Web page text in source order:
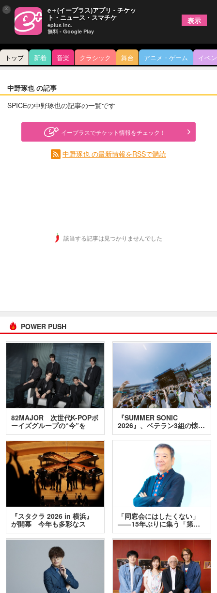
トップ 新着 音楽 クラシック 舞台 アニメ・ゲーム イベ
中野琢也 の記事
SPICEの中野琢也の記事の一覧です
イープラスでチケット情報をチェック！
中野琢也 の最新情報をRSSで購読
該当する記事は見つかりませんでした
POWER PUSH
82MAJOR 次世代K-POPボ
ーイズグループの“今”を
訊…
『SUMMER SONIC
2026』、ベテラン3組の懐…
『スタクラ 2026 in 横浜』
が開幕 今年も多彩なス
テ…
「同窓会にはしたくない」
――15年ぶりに集う「第…
× e＋(イープラス)アプリ - チケッ
ト・ニュース・スマチケ
eplus inc.
無料 - Google Play
表示